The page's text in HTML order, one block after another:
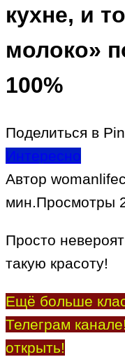
кухне, и
молоко»
100%
Поделиться в
Интересно
Автор
мин.Просмотры
Просто
такую красоту!
Ещё больше
Телеграм
открыть!